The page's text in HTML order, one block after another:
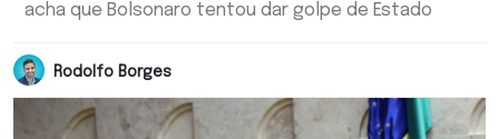
acha que Bolsonaro tentou dar golpe de Estado
Rodolfo Borges